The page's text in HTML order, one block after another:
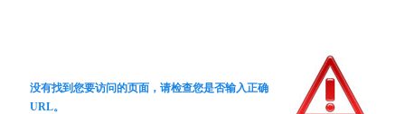
没有找到您要访问的页面，请检查您是否输入正确
URL。